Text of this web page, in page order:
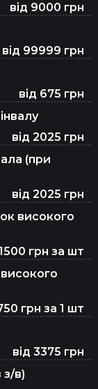
рейки
від 9000 грн
від 99999 грн
від 675 грн
від 2025 грн
(при
від 2025 грн
високого
грн за шт
грн за 1 шт
від 3375 грн
з/в)